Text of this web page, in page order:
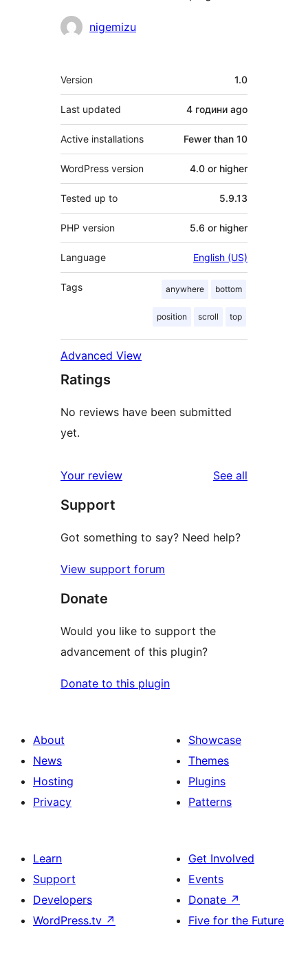
Contributors
nigemizu
Meta
Version 1.0
Last updated 4 години ago
Active installations Fewer than 10
WordPress version 4.0 or higher
Tested up to 5.9.13
PHP version 5.6 or higher
Language English (US)
Tags anywhere bottom
position scroll top
Advanced View
Ratings
No reviews have been submitted
yet.
Your review See all
Support
Got something to say? Need help?
View support forum
Donate
Would you like to support the
advancement of this plugin?
Donate to this plugin
About
News
Hosting
Privacy
Showcase
Themes
Plugins
Patterns
Learn
Support
Developers
WordPress.tv ↗
Get Involved
Events
Donate ↗
Five for the Future